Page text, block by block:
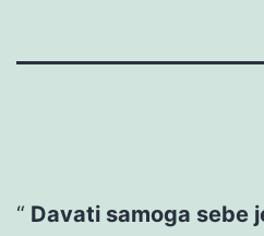
Davati samoga sebe